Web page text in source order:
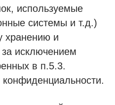
используемые
системы и т.д.)
хранению и
исключением
в п.5.3.